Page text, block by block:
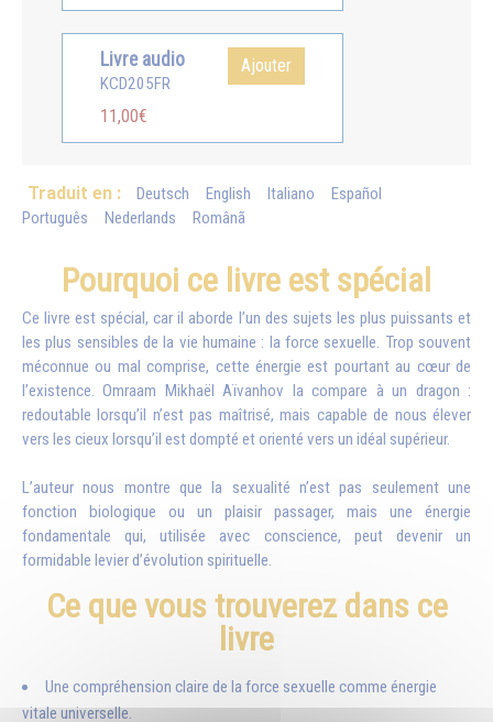
Livre audio
KCD205FR
11,00€
Ajouter
Traduit en : Deutsch English Italiano
Español
Português
Nederlands Românã
Pourquoi ce livre est spécial
Ce livre est spécial, car il aborde l’un des sujets les plus puissants et
les plus sensibles de la vie humaine : la force sexuelle. Trop souvent
méconnue ou mal comprise, cette énergie est pourtant au cœur de
l’existence. Omraam Mikhaël Aïvanhov la compare à un dragon :
redoutable lorsqu’il n’est pas maîtrisé, mais capable de nous élever
vers les cieux lorsqu’il est dompté et orienté vers un idéal supérieur.
L’auteur nous montre que la sexualité n’est pas seulement une
fonction biologique ou un plaisir passager, mais une énergie
fondamentale qui, utilisée avec conscience, peut devenir un
formidable levier d’évolution spirituelle.
Ce que vous trouverez dans ce
livre
Une compréhension claire de la force sexuelle comme énergie
vitale universelle.